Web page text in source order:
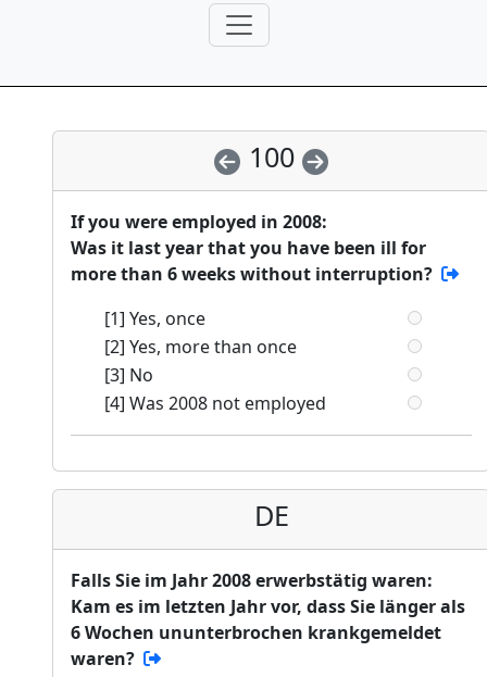
100
If you were employed in 2008:
Was it last year that you have been ill for
more than 6 weeks without interruption?
[1] Yes, once
[2] Yes, more than once
[3] No
[4] Was 2008 not employed
DE
Falls Sie im Jahr 2008 erwerbstätig waren:
Kam es im letzten Jahr vor, dass Sie länger als
6 Wochen ununterbrochen krankgemeldet
waren?